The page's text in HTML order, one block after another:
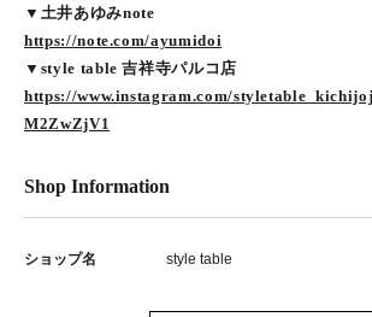
▼土井あゆみnote
https://note.com/ayumidoi
▼style table 吉祥寺パルコ店
https://www.instagram.com/
M2ZwZjV1
Shop Information
ショップ名 style table